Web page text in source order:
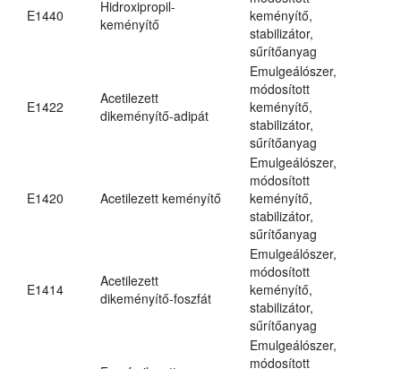
E1440
Hidroxipropil-
keményítő
keményítő,
stabilizátor,
sűrítőanyag
E1422
Acetilezett
dikeményítő-adipát
Emulgeálószer,
módosított
keményítő,
stabilizátor,
sűrítőanyag
E1420 Acetilezett keményítő
Emulgeálószer,
módosított
keményítő,
stabilizátor,
sűrítőanyag
E1414
Acetilezett
dikeményítő-foszfát
Emulgeálószer,
módosított
keményítő,
stabilizátor,
sűrítőanyag
Emulgeálószer,
módosított